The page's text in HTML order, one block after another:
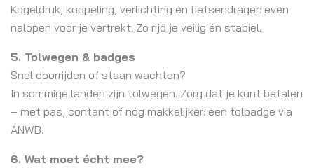
Kogeldruk, koppeling, verlichting én fietsendrager: even
nalopen voor je vertrekt. Zo rijd je veilig én stabiel.
5. Tolwegen & badges
Snel doorrijden of staan wachten?
In sommige landen zijn tolwegen. Zorg dat je kunt betalen
– met pas, contant of nóg makkelijker: een tolbadge via
ANWB.
6. Wat moet écht mee?